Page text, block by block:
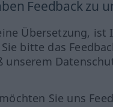
Feedback zu
Übersetzung, ist
bitte das
unserem
Sie uns